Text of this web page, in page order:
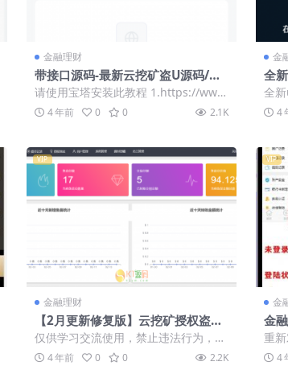
金融理财
带接口源码-最新云挖矿盗U源码/秒
u/盗usdt源码系统带视频搭建教程
请使用宝塔安装此教程 1.https://www.
bt.cn/ 上面有相关教程 ...
4 年前 0 0 2.1K
金
全
架-
【
全
开4
VIP
金融理财
【2月更新修复版】云挖矿授权盗u
源码秒u源码-修复授权成功后台不显
示
仅供学习交流使用，禁止违法行为，学
技术是懂得防护自己，禁止线上运营-
请在下载24...
4 年前 0 0 2.2K
VIP
金
金
投
付
重
接
切4